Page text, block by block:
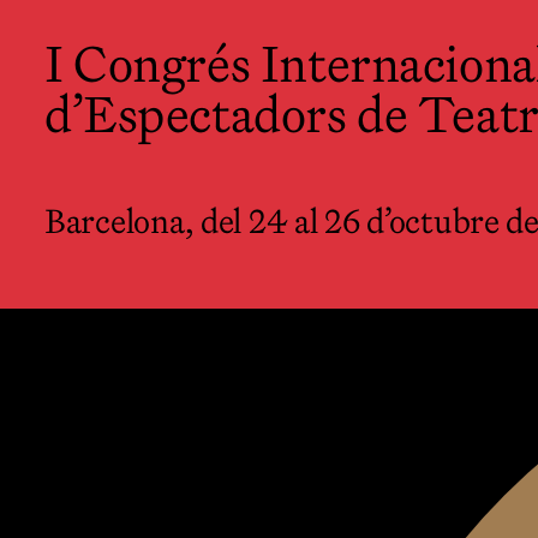
I Congrés
d’Espectadors de
Barcelona, del 24 al 26 d’octubre
I Congrés Internacional
Teatre
Barcelona, del 24 al 26 d’octubre de 2022